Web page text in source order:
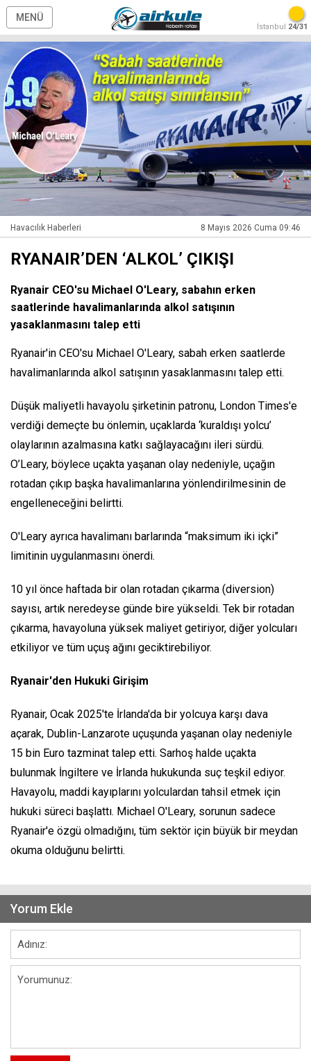
MENÜ
İstanbul 24/31
Havacılık Haberleri 8 Mayıs 2026 Cuma 09:46
RYANAIR’DEN ‘ALKOL’ ÇIKIŞI
Ryanair CEO'su Michael O'Leary, sabahın erken
saatlerinde havalimanlarında alkol satışının
yasaklanmasını talep etti
Ryanair'in CEO'su Michael O'Leary, sabah erken saatlerde
havalimanlarında alkol satışının yasaklanmasını talep etti.
Düşük maliyetli havayolu şirketinin patronu, London Times'e
verdiği demeçte bu önlemin, uçaklarda ‘kuraldışı yolcu’
olaylarının azalmasına katkı sağlayacağını ileri sürdü.
O’Leary, böylece uçakta yaşanan olay nedeniyle, uçağın
rotadan çıkıp başka havalimanlarına yönlendirilmesinin de
engelleneceğini belirtti.
O'Leary ayrıca havalimanı barlarında “maksimum iki içki”
limitinin uygulanmasını önerdi.
10 yıl önce haftada bir olan rotadan çıkarma (diversion)
sayısı, artık neredeyse günde bire yükseldi. Tek bir rotadan
çıkarma, havayoluna yüksek maliyet getiriyor, diğer yolcuları
etkiliyor ve tüm uçuş ağını geciktirebiliyor.
Ryanair'den Hukuki Girişim
Ryanair, Ocak 2025'te İrlanda'da bir yolcuya karşı dava
açarak, Dublin-Lanzarote uçuşunda yaşanan olay nedeniyle
15 bin Euro tazminat talep etti. Sarhoş halde uçakta
bulunmak İngiltere ve İrlanda hukukunda suç teşkil ediyor.
Havayolu, maddi kayıplarını yolculardan tahsil etmek için
hukuki süreci başlattı. Michael O'Leary, sorunun sadece
Ryanair'e özgü olmadığını, tüm sektör için büyük bir meydan
okuma olduğunu belirtti.
Yorum Ekle